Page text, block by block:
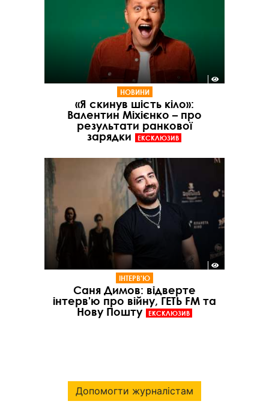
НОВИНИ
«Я скинув шість кіло»:
Валентин Міхієнко – про
результати ранкової
зарядки
ЕКСКЛЮЗИВ
ІНТЕРВ'Ю
Саня Димов: відверте
інтерв'ю про війну, ГЕТЬ FM та
Нову Пошту
ЕКСКЛЮЗИВ
Допомогти журналістам